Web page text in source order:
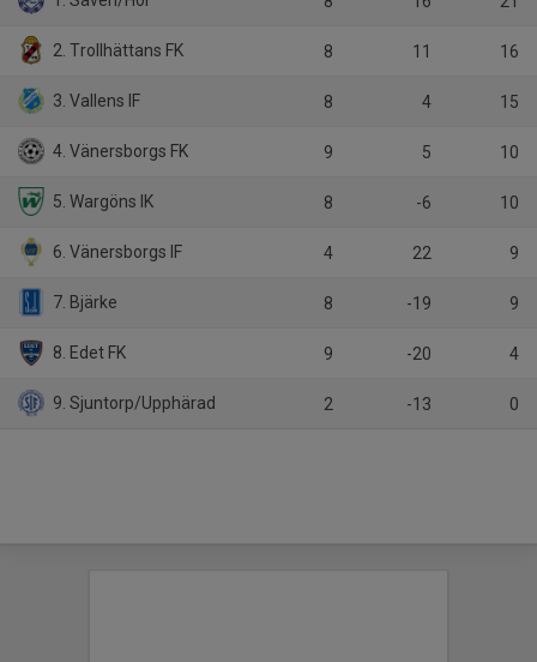
2. Trollhättans FK 8 11 16
3. Vallens IF 8 4 15
4. Vänersborgs FK 9 5 10
5. Wargöns IK 8 -6 10
6. Vänersborgs IF 4 22 9
7. Bjärke 8 -19 9
8. Edet FK 9 -20 4
9. Sjuntorp/Upphärad 2 -13 0